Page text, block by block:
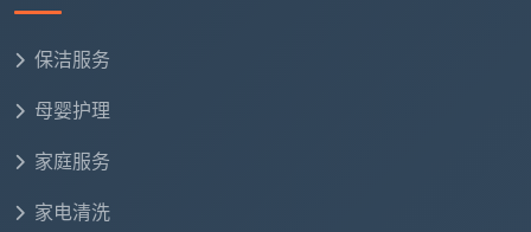
户服务经验，总结出以下差异化设计建议：
4.1 家庭日常保洁巡检表
简化每日记录，强化“异常记录”
标”。表格可以直接采用“达标√ / 不达标× + 备注”的
形式，降低填写门槛。
保洁服务
母婴护理
家庭服务
家电清洗